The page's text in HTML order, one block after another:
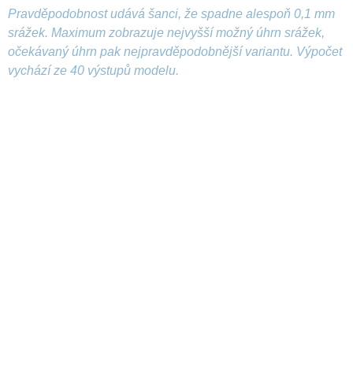
Pravděpodobnost udává šanci, že spadne alespoň 0,1 mm
srážek. Maximum zobrazuje nejvyšší možný úhrn srážek,
očekávaný úhrn pak nejpravděpodobnější variantu. Výpočet
vychází ze 40 výstupů modelu.